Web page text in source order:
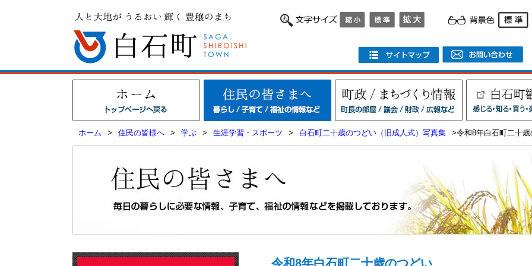
ホーム > 住民の皆様へ > 学ぶ > 生涯学習・スポーツ > 白石町二十歳のつどい（旧成人式）写真集 >令和8年白石町二十
令和8年白石町二十歳のつどい